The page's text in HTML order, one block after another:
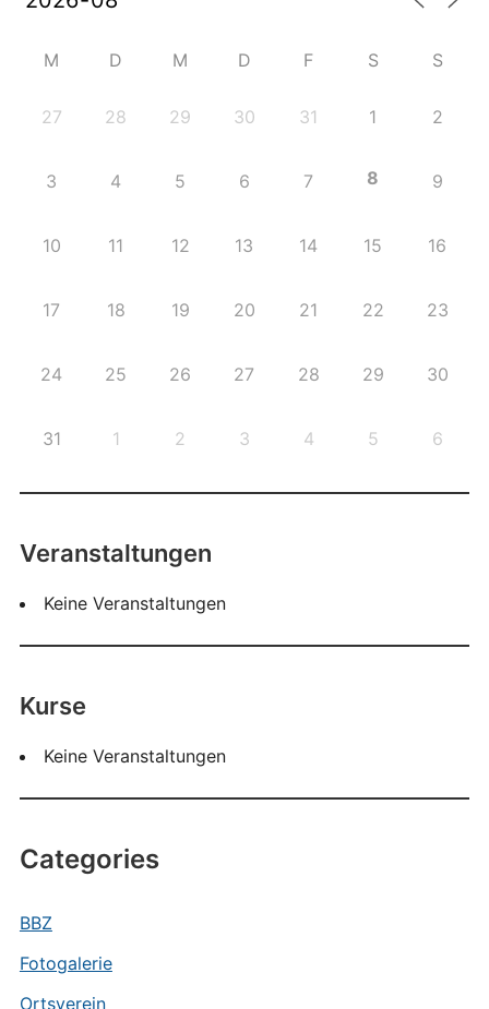
M D M D F S S
27 28 29 30 31 1 2
3 4 5 6 7 8 9
10 11 12 13 14 15 16
17 18 19 20 21 22 23
24 25 26 27 28 29 30
31 1 2 3 4 5 6
Veranstaltungen
Keine Veranstaltungen
Kurse
Keine Veranstaltungen
Categories
BBZ
Fotogalerie
Ortsverein